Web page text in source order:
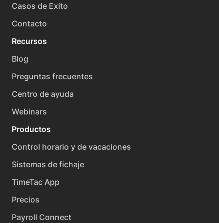
Casos de Exito
Contacto
Recursos
Blog
Preguntas frecuentes
Centro de ayuda
Webinars
Productos
Control horario y de vacaciones
Sistemas de fichaje
TimeTac App
Precios
Payroll Connect